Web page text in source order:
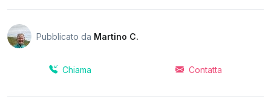
Pubblicato da Martino C.
Chiama Contatta